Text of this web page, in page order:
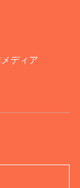
ディア